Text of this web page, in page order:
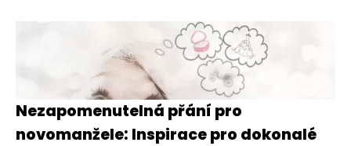
Nezapomenutelná přání pro
novomanžele: Inspirace pro dokonalé